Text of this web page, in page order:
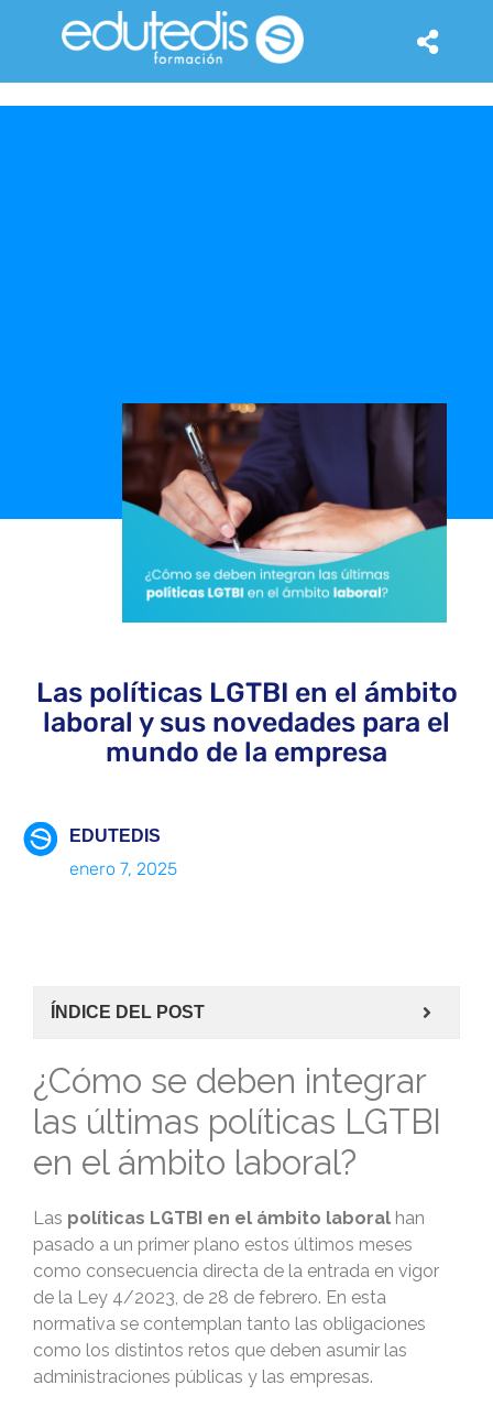
Las políticas LGTBI en el ámbito
laboral y sus novedades para el
mundo de la empresa
EDUTEDIS
enero 7, 2025
ÍNDICE DEL POST
¿Cómo se deben integrar
las últimas políticas LGTBI
en el ámbito laboral?
Las políticas LGTBI en el ámbito laboral han
pasado a un primer plano estos últimos meses
como consecuencia directa de la entrada en vigor
de la Ley 4/2023, de 28 de febrero. En esta
normativa se contemplan tanto las obligaciones
como los distintos retos que deben asumir las
administraciones públicas y las empresas.